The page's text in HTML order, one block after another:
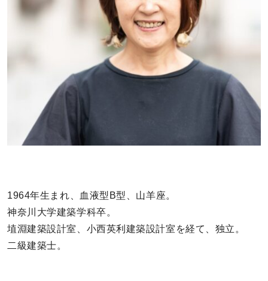
1964年生まれ、血液型B型、山羊座。
神奈川大学建築学科卒。
埴淵建築設計室、小西英利建築設計室を経て、独立。
二級建築士。